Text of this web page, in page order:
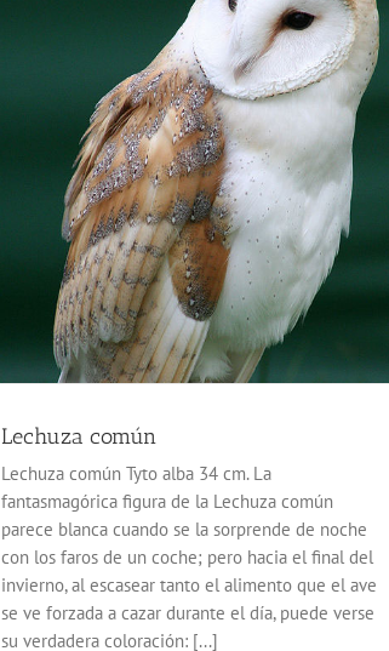
Lechuza común
Lechuza común Tyto alba 34 cm. La
fantasmagórica figura de la Lechuza común
parece blanca cuando se la sorprende de noche
con los faros de un coche; pero hacia el final del
invierno, al escasear tanto el alimento que el ave
se ve forzada a cazar durante el día, puede verse
su verdadera coloración: [...]